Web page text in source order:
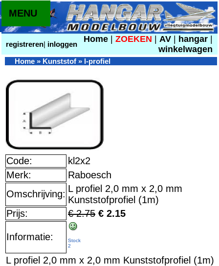
registreren| inloggen
Home ZOEKEN AV hangar
winkelwagen
MENU
Home » Kunststof » l-profiel
Code:
kl2x2
Merk:
Raboesch
Omschrijving: L profiel 2,0 mm x 2,0 mm
Kunststofprofiel (1m)
Prijs:
€ 2.75 € 2.15
Informatie:
Stock
2
L profiel 2,0 mm x 2,0 mm Kunststofprofiel (1m)